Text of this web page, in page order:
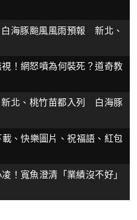
海豚颱風風雨預報 新北、
！網怒噴為何裝死？道奇教
新北、桃竹苗都入列 白海豚
、快樂圖片、祝福語、紅包
！寬魚澄清「業績沒不好」